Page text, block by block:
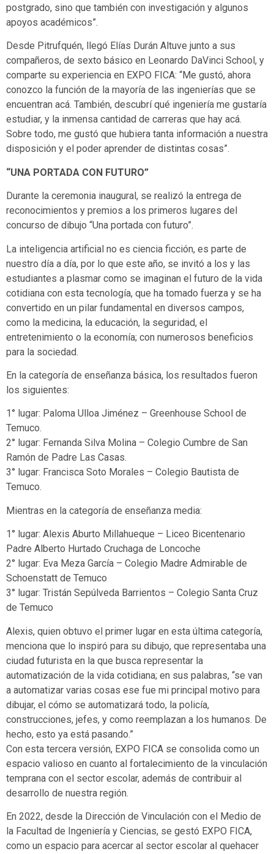
postgrado, sino que también con investigación y algunos
apoyos académicos”.
Desde Pitrufquén, llegó Elías Durán Altuve junto a sus
compañeros, de sexto básico en Leonardo DaVinci School, y
comparte su experiencia en EXPO FICA: “Me gustó, ahora
conozco la función de la mayoría de las ingenierías que se
encuentran acá. También, descubrí qué ingeniería me gustaría
estudiar, y la inmensa cantidad de carreras que hay acá.
Sobre todo, me gustó que hubiera tanta información a nuestra
disposición y el poder aprender de distintas cosas”.
“UNA PORTADA CON FUTURO”
Durante la ceremonia inaugural, se realizó la entrega de
reconocimientos y premios a los primeros lugares del
concurso de dibujo “Una portada con futuro”.
La inteligencia artificial no es ciencia ficción, es parte de
nuestro día a día, por lo que este año, se invitó a los y las
estudiantes a plasmar como se imaginan el futuro de la vida
cotidiana con esta tecnología, que ha tomado fuerza y se ha
convertido en un pilar fundamental en diversos campos,
como la medicina, la educación, la seguridad, el
entretenimiento o la economía; con numerosos beneficios
para la sociedad.
En la categoría de enseñanza básica, los resultados fueron
los siguientes:
1° lugar: Paloma Ulloa Jiménez – Greenhouse School de
Temuco.
2° lugar: Fernanda Silva Molina – Colegio Cumbre de San
Ramón de Padre Las Casas.
3° lugar: Francisca Soto Morales – Colegio Bautista de
Temuco.
Mientras en la categoría de enseñanza media:
1° lugar: Alexis Aburto Millahueque – Liceo Bicentenario
Padre Alberto Hurtado Cruchaga de Loncoche
2° lugar: Eva Meza García – Colegio Madre Admirable de
Schoenstatt de Temuco
3° lugar: Tristán Sepúlveda Barrientos – Colegio Santa Cruz
de Temuco
Alexis, quien obtuvo el primer lugar en esta última categoría,
menciona que lo inspiró para su dibujo, que representaba una
ciudad futurista en la que busca representar la
automatización de la vida cotidiana; en sus palabras, “se van
a automatizar varias cosas ese fue mi principal motivo para
dibujar, el cómo se automatizará todo, la policía,
construcciones, jefes, y como reemplazan a los humanos. De
hecho, esto ya está pasando.”
Con esta tercera versión, EXPO FICA se consolida como un
espacio valioso en cuanto al fortalecimiento de la vinculación
temprana con el sector escolar, además de contribuir al
desarrollo de nuestra región.
En 2022, desde la Dirección de Vinculación con el Medio de
la Facultad de Ingeniería y Ciencias, se gestó EXPO FICA,
como un espacio para acercar al sector escolar al quehacer